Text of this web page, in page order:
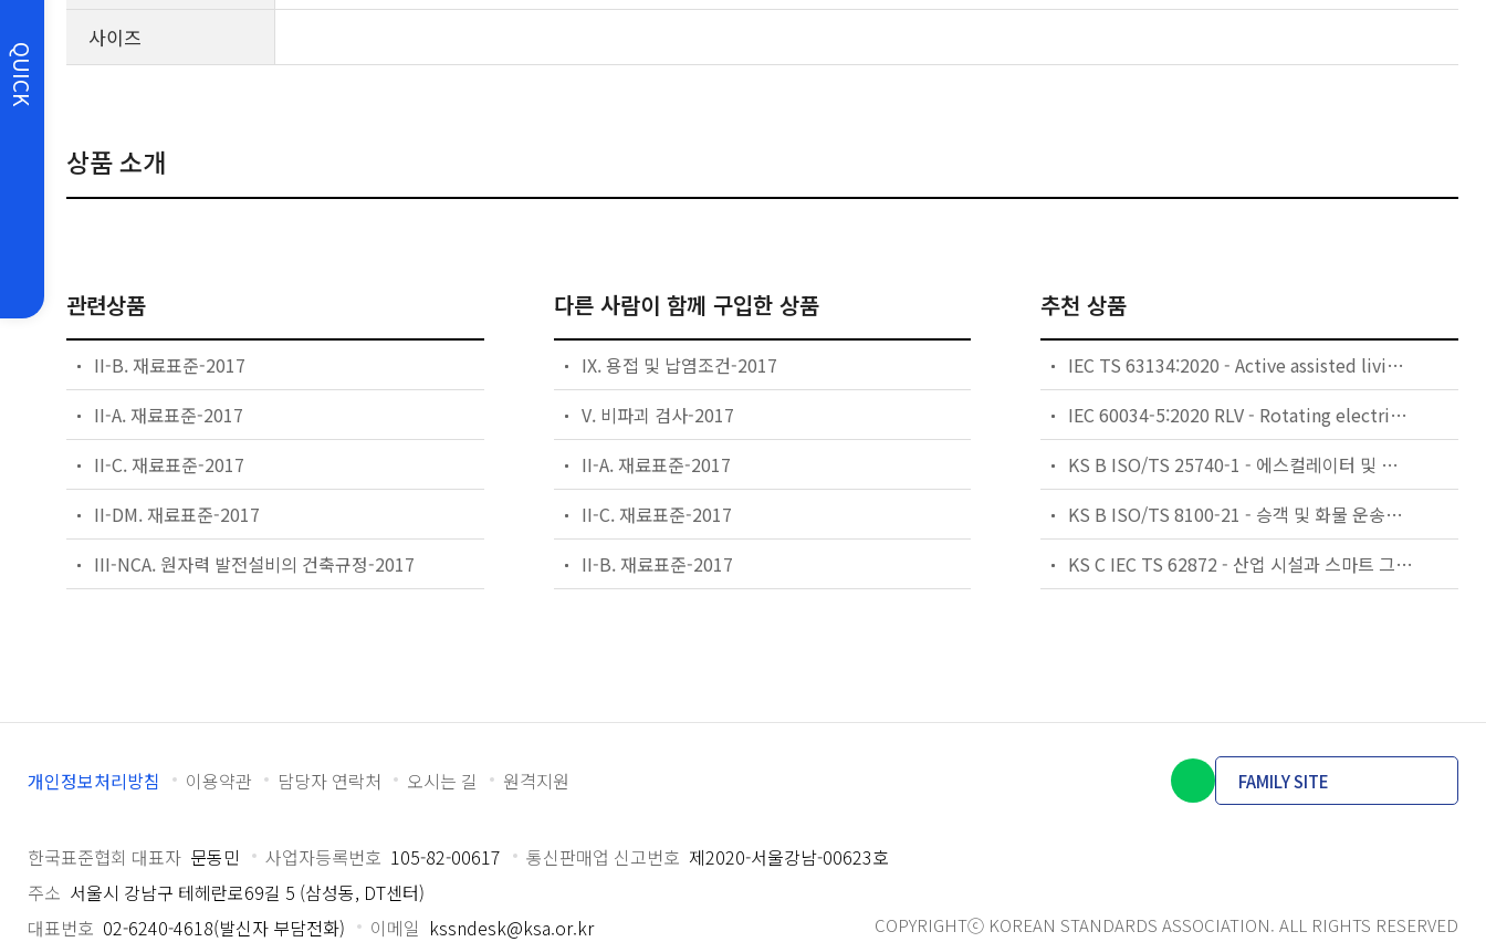
QUICK
사이즈
상품 소개
관련상품
II-B. 재료표준-2017
II-A. 재료표준-2017
II-C. 재료표준-2017
II-DM. 재료표준-2017
III-NCA. 원자력 발전설비의 건축규정-2017
다른 사람이 함께 구입한 상품
IX. 용접 및 납염조건-2017
V. 비파괴 검사-2017
II-A. 재료표준-2017
II-C. 재료표준-2017
II-B. 재료표준-2017
추천 상품
IEC TS 63134:2020 - Active assisted living (AAL) use cases
IEC 60034-5:2020 RLV - Rotating electrical machines - Part 5: Degrees of protection provided by the integral design of rotating electrical machines (IP code) - Classification
KS B ISO/TS 25740-1 - 에스컬레이터 및 무빙워크에 대한 안전요건 — 제1부: 세계공통 필수 안전요건(GESRs)
KS B ISO/TS 8100-21 - 승객 및 화물 운송용 엘리베이터 —제21부: 세계공통 필수안전요건(GESRs)을 충족하는 세계공통 안전 파라미터(GSPs)
KS C IEC TS 62872 - 산업 시설과 스마트 그리드 사이의 산업 공정 측정, 제어 및 자동화 시스템 인터페이스
개인정보처리방침 이용약관 담당자 연락처 오시는 길 원격지원 FAMILY SITE
한국표준협회 대표자 문동민 사업자등록번호 105-82-00617 통신판매업 신고번호 제2020-서울강남-00623호
주소 서울시 강남구 테헤란로69길 5 (삼성동, DT센터)
대표번호 02-6240-4618(발신자 부담전화) 이메일 kssndesk@ksa.or.kr COPYRIGHTⓒ KOREAN STANDARDS ASSOCIATION. ALL RIGHTS RESERVED